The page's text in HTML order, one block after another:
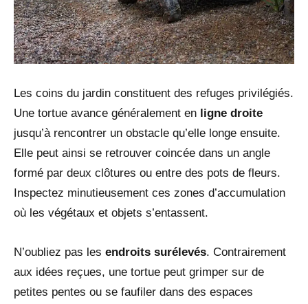
Les coins du jardin constituent des refuges privilégiés.
Une tortue avance généralement en ligne droite
jusqu’à rencontrer un obstacle qu’elle longe ensuite.
Elle peut ainsi se retrouver coincée dans un angle
formé par deux clôtures ou entre des pots de fleurs.
Inspectez minutieusement ces zones d’accumulation
où les végétaux et objets s’entassent.
N’oubliez pas les endroits surélevés. Contrairement
aux idées reçues, une tortue peut grimper sur de
petites pentes ou se faufiler dans des espaces